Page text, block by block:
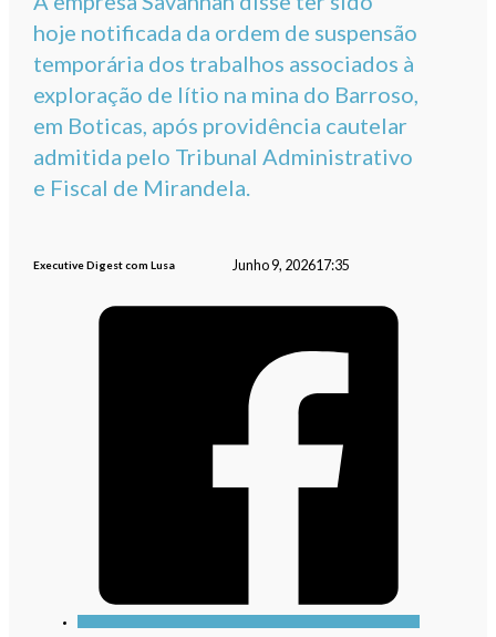
hoje notificada da ordem de suspensão
temporária dos trabalhos associados à
exploração de lítio na mina do Barroso,
em Boticas, após providência cautelar
admitida pelo Tribunal Administrativo
e Fiscal de Mirandela.
Executive Digest com Lusa Junho 9, 202617:35